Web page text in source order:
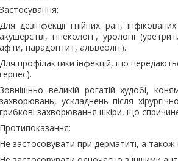
Застосування:
Для дезінфекції гнійних ран,
акушерстві, гінекології, урології
афти, парадонтит, альвеоліт).
Для профілактики інфекцій, що
герпес).
Зовнішньо великій рогатій худобі,
захворювань, ускладнень після
грибкові захворювання шкіри, що
Протипоказання:
Не застосовувати при дерматиті, а також